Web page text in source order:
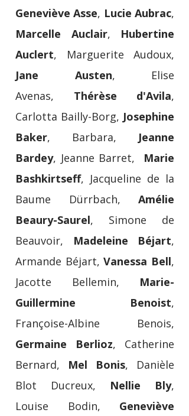
Geneviève Asse, Lucie Aubrac,
Marcelle Auclair, Hubertine
Auclert,
Marguerite Audoux,
Jane Austen, Elise
Avenas, Thérèse d'Avila,
Carlotta Bailly-Borg, Josephine
Baker, Barbara, Jeanne
Bardey, Jeanne Barret,
Marie
Bashkirtseff, Jacqueline de la
Baume Dürrbach, Amélie
Beaury-Saurel, Simone de
Beauvoir,
Madeleine Béjart,
Armande Béjart,Vanessa Bell,
Jacotte Bellemin, Marie-
Guillermine Benoist,
Françoise-Albine Benois,
Germaine Berlioz, Catherine
Bernard, Mel Bonis, Danièle
Blot Ducreux, Nellie Bly,
Louise Bodin, Geneviève